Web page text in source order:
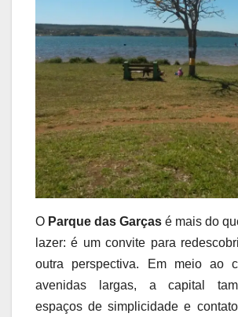
O Parque das Garças é mais do
lazer: é um convite para
outra perspectiva. Em meio ao
avenidas largas, a capital
espaços de simplicidade e